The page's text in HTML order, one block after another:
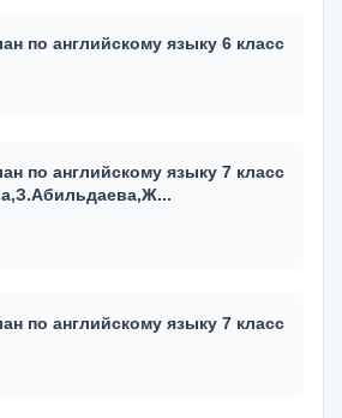
по английскому языку 6 класс
по английскому языку 7 класс
по английскому языку 7 класс